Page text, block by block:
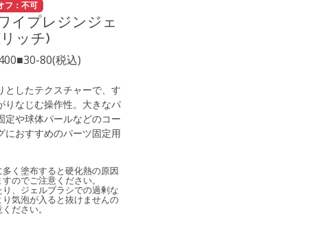
フ：不可
イプレジンジェ
ッチ)
80(税込)
としたテクスチャーで、す
りなじむ操作性。大きなパ
定や球体パールなどのコー
におすすめのパーツ固定用
く塗布すると硬化熱の原因
のでご注意ください。
、ジェルブラシでの過剰な
り気泡が入ると抜けませんの
ださい。